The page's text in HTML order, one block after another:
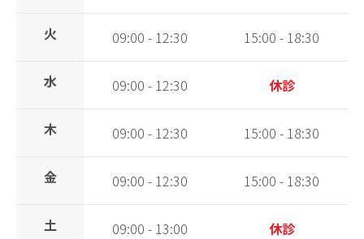
火 09:00 - 12:30 15:00 - 18:30
水 09:00 - 12:30 休診
木 09:00 - 12:30 15:00 - 18:30
金 09:00 - 12:30 15:00 - 18:30
土 09:00 - 13:00 休診